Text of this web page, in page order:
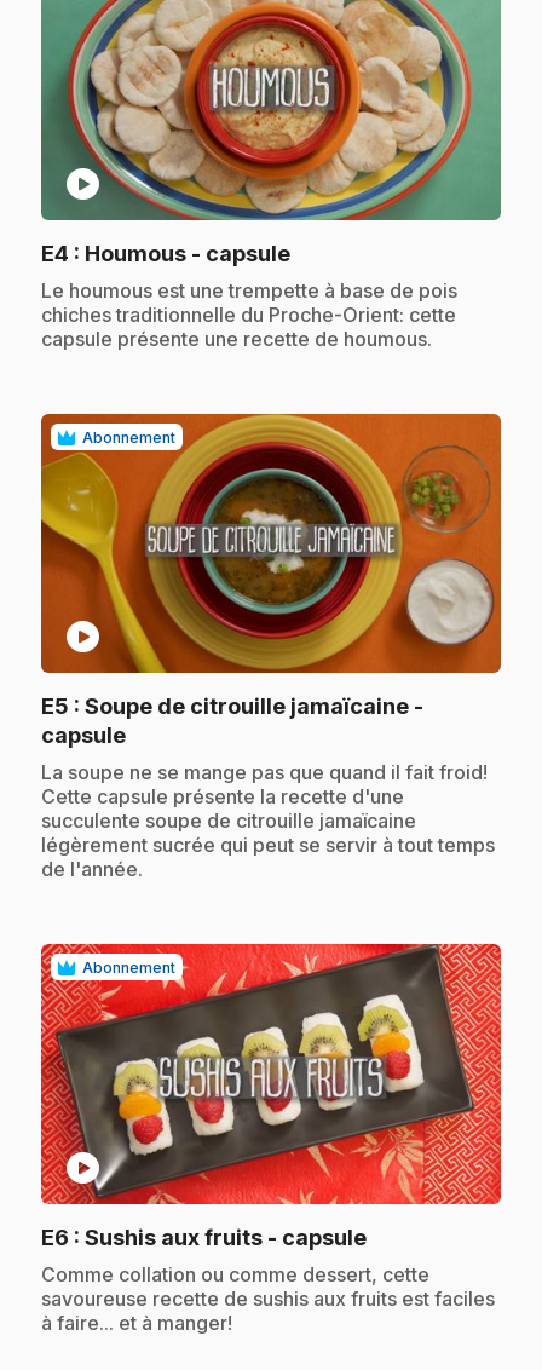
play_circle
E4 : Houmous - capsule.
.Le houmous est une trempette à base de pois
chiches traditionnelle du Proche-Orient: cette
capsule présente une recette de houmous.
Abonnement
play_circle
E5 : Soupe de citrouille jamaïcaine -
capsule.
.La soupe ne se mange pas que quand il fait froid!
Cette capsule présente la recette d'une
succulente soupe de citrouille jamaïcaine
légèrement sucrée qui peut se servir à tout temps
de l'année.
Abonnement
play_circle
E6 : Sushis aux fruits - capsule.
.Comme collation ou comme dessert, cette
savoureuse recette de sushis aux fruits est faciles
à faire... et à manger!